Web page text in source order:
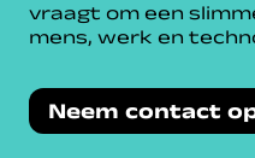
vraagt om een
mens, werk en
Neem contact